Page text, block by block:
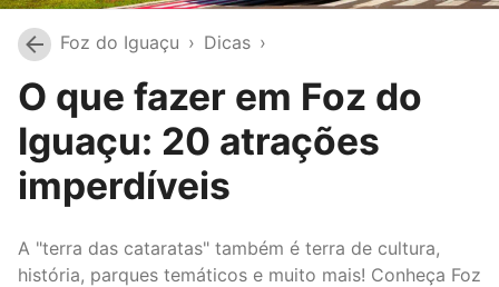
Foz do Iguaçu › Dicas ›
O que fazer em Foz do
Iguaçu: 20 atrações
imperdíveis
A "terra das cataratas" também é terra de cultura,
história, parques temáticos e muito mais! Conheça Foz